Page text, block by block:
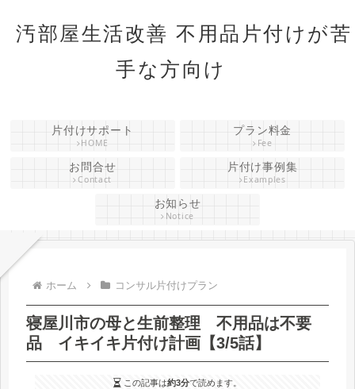
汚部屋生活改善 不用品片付けが苦
手な方向け
片付けサポート
HOME
プラン料金
Fee
お問合せ
Contact
片付け事例集
Examples
お知らせ
Notice
ホーム コンサル片付けプラン
寝屋川市の母と生前整理 不用品は不要
品 イキイキ片付け計画【3/5話】
この記事は約3分で読めます。